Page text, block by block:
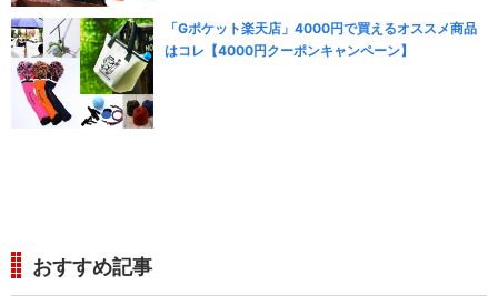
「Gポケット楽天店」4000円で買えるオススメ商品
はコレ【4000円クーポンキャンペーン】
おすすめ記事